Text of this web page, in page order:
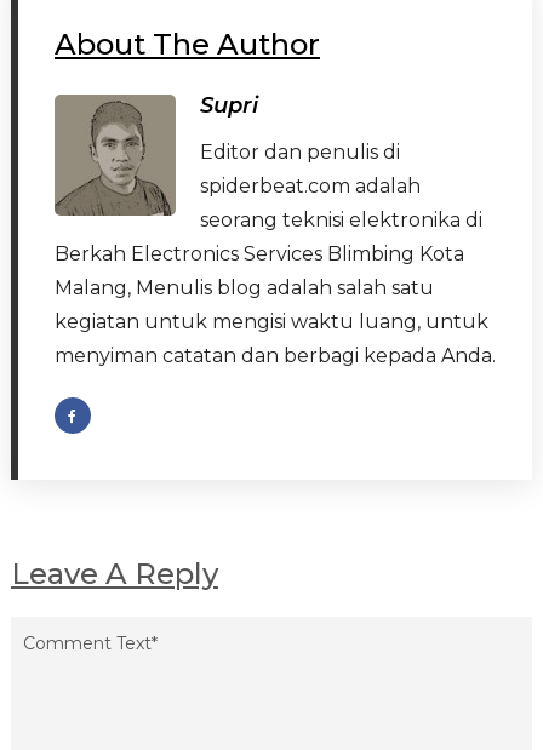
About The Author
Supri
Editor dan penulis di
spiderbeat.com adalah
seorang teknisi elektronika di
Berkah Electronics Services Blimbing Kota
Malang, Menulis blog adalah salah satu
kegiatan untuk mengisi waktu luang, untuk
menyiman catatan dan berbagi kepada Anda.
Leave A Reply